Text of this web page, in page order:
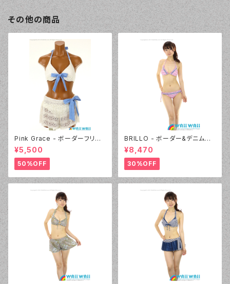
その他の商品
Pink Grace - ボーダーフリル
レース 3点セット（4814 - 01:ホ
ワイト）
¥5,500
50%OFF
BRILLO - ボーダー&デニムビ
¥8,470
30%OFF